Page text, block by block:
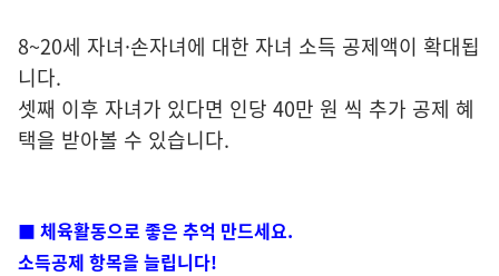
8~20세 자녀·손자녀에 대한 자녀 소득 공제액이 확대됩
니다.
셋째 이후 자녀가 있다면 인당 40만 원 씩 추가 공제 혜
택을 받아볼 수 있습니다.
■ 체육활동으로 좋은 추억 만드세요.
소득공제 항목을 늘립니다!